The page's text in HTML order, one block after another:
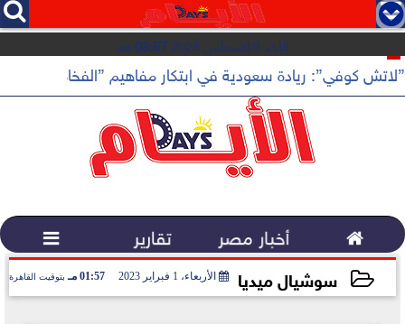
   
الأحد 9 أغسطس 2026 08:57 صـ
”لاتش كوفي”: ريادة سعودية في ابتكار مفاهيم ”الفخامة
 أخبار مصر تقارير 
سوشيال ميديا الأربعاء، 1 فبراير 2023 01:57 مـ بتوقيت القاهرة